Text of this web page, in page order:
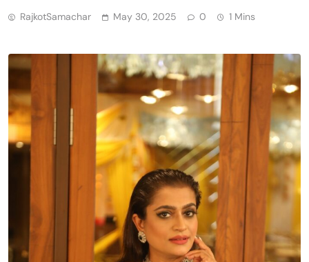
RajkotSamachar May 30, 2025 0 1 Mins